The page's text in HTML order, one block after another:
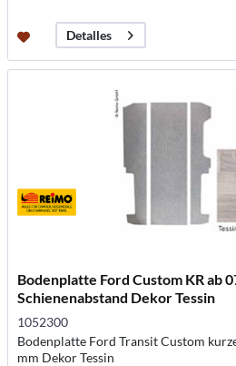
Detalles
Bodenplatte Ford Custom KR ab
Schienenabstand Dekor Tessin
1052300
Bodenplatte Ford Transit Custom
mm Dekor Tessin